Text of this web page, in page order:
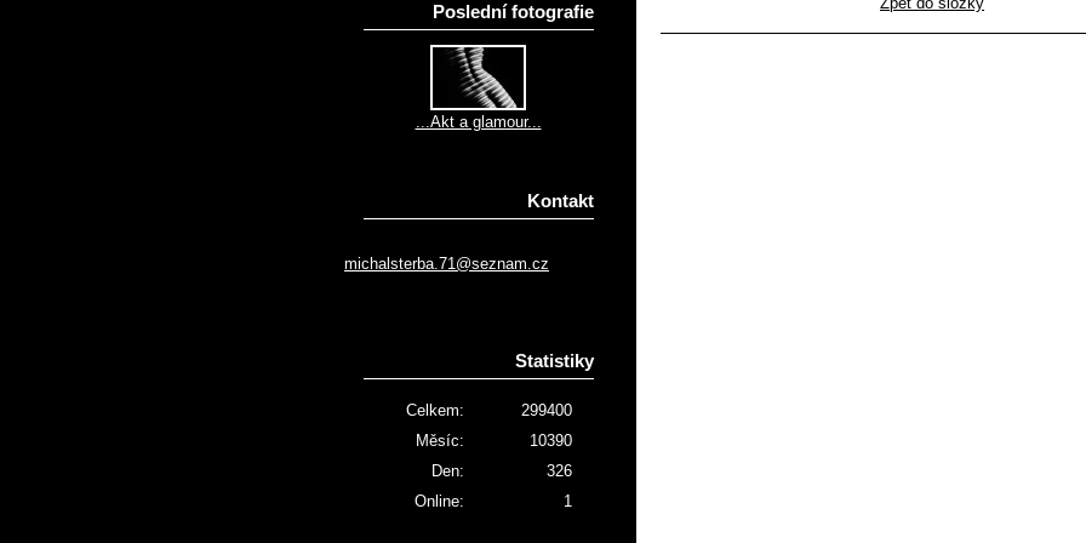
Poslední fotografie
...Akt a glamour...
Kontakt
michalsterba.71@seznam.cz
Statistiky
Online: 1
Celkem:
299400
Měsíc:
10390
Den:
326